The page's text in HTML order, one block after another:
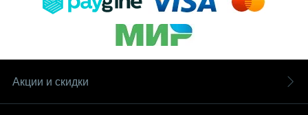
Акции и скидки